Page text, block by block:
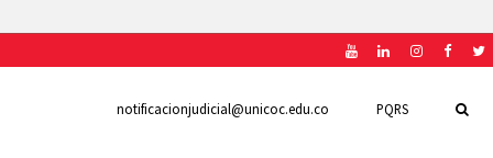
PQRS
notificacionjudicial@unicoc.edu.co